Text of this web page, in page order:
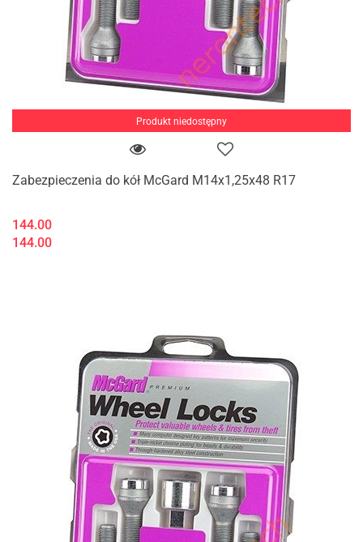
Produkt niedostępny
Zabezpieczenia do kół McGard M14x1,25x48 R17
144.00
144.00